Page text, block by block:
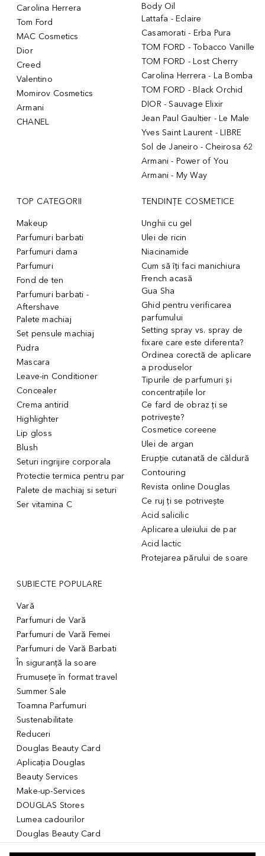
Carolina Herrera
Tom Ford
MAC Cosmetics
Dior
Creed
Valentino
Momirov Cosmetics
Armani
CHANEL
Body Oil
Lattafa - Eclaire
Casamorati - Erba Pura
TOM FORD - Tobacco Vanille
TOM FORD - Lost Cherry
Carolina Herrera - La Bomba
TOM FORD - Black Orchid
DIOR - Sauvage Elixir
Jean Paul Gaultier - Le Male
Yves Saint Laurent - LIBRE
Sol de Janeiro - Cheirosa 62
Armani - Power of You
Armani - My Way
TOP CATEGORII
Makeup
Parfumuri barbati
Parfumuri dama
Parfumuri
Fond de ten
Parfumuri barbati -
Aftershave
Palete machiaj
Set pensule machiaj
Pudra
Mascara
Leave-in Conditioner
Concealer
Crema antirid
Highlighter
Lip gloss
Blush
Seturi ingrijire corporala
Protectie termica pentru par
Palete de machiaj si seturi
Ser vitamina C
TENDINȚE COSMETICE
Unghii cu gel
Ulei de ricin
Niacinamide
Cum să îți faci manichiura
French acasă
Gua Sha
Ghid pentru verificarea
parfumului
Setting spray vs. spray de
fixare care este diferenta?
Ordinea corectă de aplicare
a produselor
Tipurile de parfumuri și
concentrațiile lor
Ce fard de obraz ți se
potrivește?
Cosmetice coreene
Ulei de argan
Erupție cutanată de căldură
Contouring
Revista online Douglas
Ce ruj ți se potrivește
Acid salicilic
Aplicarea uleiului de par
Acid lactic
Protejarea părului de soare
SUBIECTE POPULARE
Vară
Parfumuri de Vară
Parfumuri de Vară Femei
Parfumuri de Vară Barbati
În siguranță la soare
Frumusețe în format travel
Summer Sale
Toamna Parfumuri
Sustenabilitate
Reduceri
Douglas Beauty Card
Aplicația Douglas
Beauty Services
Make-up-Services
DOUGLAS Stores
Lumea cadourilor
Douglas Beauty Card